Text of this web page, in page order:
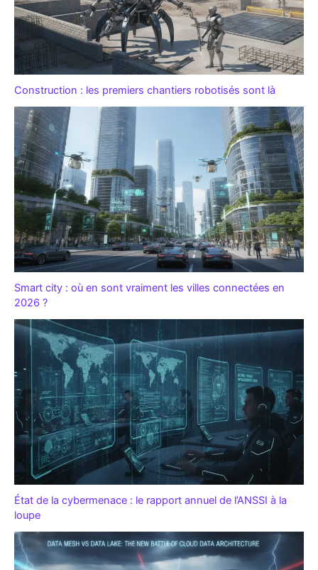
Construction : les premiers chantiers robotisés sont là
Smart city : où en sont vraiment les villes connectées en
2026 ?
État de la cybermenace : le rapport annuel de l’ANSSI à la
loupe